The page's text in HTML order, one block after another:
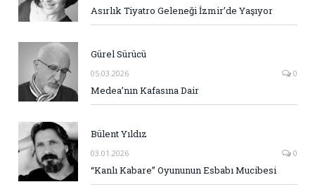
Asırlık Tiyatro Geleneği İzmir’de Yaşıyor
Gürel Sürücü
05.03.2026 0
Medea’nın Kafasına Dair
Bülent Yıldız
03.01.2026 0
“Kanlı Kabare” Oyununun Esbabı Mucibesi